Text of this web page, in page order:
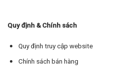
Quy định & Chính sách
Quy định truy cập website
Chính sách bán hàng